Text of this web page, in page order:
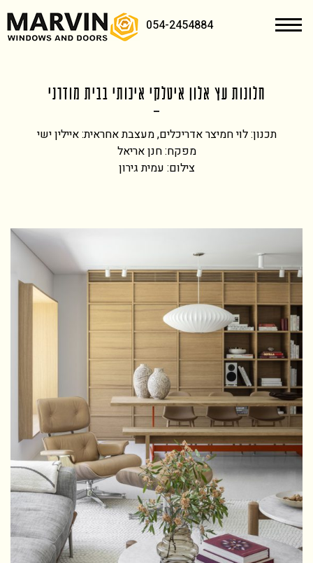
054-2454884
חלונות עץ אלון איטלקי איכותי בבית מודרני
תכנון: לוי חמיצר אדריכלים, מעצבת אחראית: איילין ישי
מפקח: חנן אריאל
צילום: עמית גירון